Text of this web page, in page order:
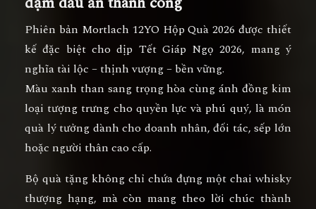
Phiên bản Mortlach 12YO Hộp Quà 2026 được thiết
kế đặc biệt cho dịp Tết Giáp Ngọ 2026, mang ý
nghĩatài lộc – thịnh vượng – bền vững.
Màu xanh than sang trọng hòa cùng ánh đồng kim
loại tượng trưng cho quyền lực và phú quý, làmón
quà lý tưởng dành cho doanh nhân, đối tác, sếp lớn
hoặc người thân cao cấp.
Bộ quà tặng không chỉ chứa đựng một chai whisky
thượng hạng, mà còn mang theo lời chúc thành